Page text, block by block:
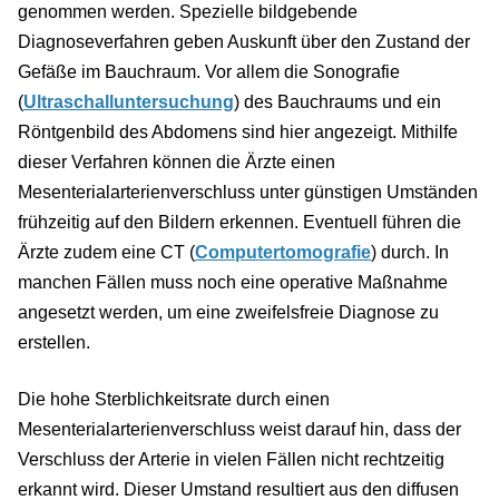
genommen werden. Spezielle bildgebende
Diagnoseverfahren geben Auskunft über den Zustand der
Gefäße im Bauchraum. Vor allem die Sonografie
(Ultraschalluntersuchung) des Bauchraums und ein
Röntgenbild des Abdomens sind hier angezeigt. Mithilfe
dieser Verfahren können die Ärzte einen
Mesenterialarterienverschluss unter günstigen Umständen
frühzeitig auf den Bildern erkennen. Eventuell führen die
Ärzte zudem eine CT (Computertomografie) durch. In
manchen Fällen muss noch eine operative Maßnahme
angesetzt werden, um eine zweifelsfreie Diagnose zu
erstellen.
Die hohe Sterblichkeitsrate durch einen
Mesenterialarterienverschluss weist darauf hin, dass der
Verschluss der Arterie in vielen Fällen nicht rechtzeitig
erkannt wird. Dieser Umstand resultiert aus den diffusen